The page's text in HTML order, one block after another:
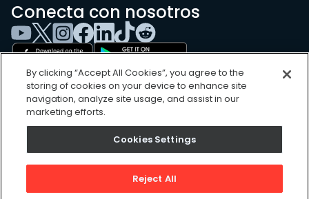
Conecta con nosotros
Sitemap
Privacy Policy
By clicking “Accept All Cookies”, you agree to the
storing of cookies on your device to enhance site
navigation, analyze site usage, and assist in our
marketing efforts.
Cookies Settings
Reject All